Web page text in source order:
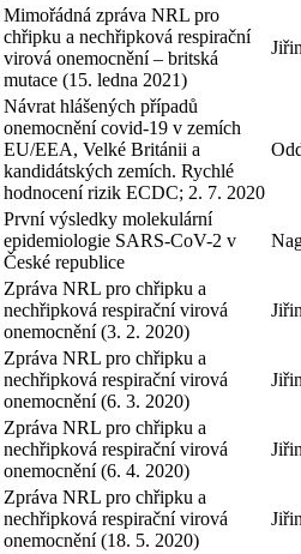
Mimořádná zpráva NRL pro
chřipku a nechřipková respirační
virová onemocnění – britská
mutace (15. ledna 2021)
Návrat hlášených případů
onemocnění covid-19 v zemích
EU/EEA, Velké Británii a
kandidátských zemích. Rychlé
hodnocení rizik ECDC; 2. 7. 2020
První výsledky molekulární
epidemiologie SARS-CoV-2 v
České republice
Zpráva NRL pro chřipku a
nechřipková respirační virová
onemocnění (3. 2. 2020)
Zpráva NRL pro chřipku a
nechřipková respirační virová
onemocnění (6. 3. 2020)
Zpráva NRL pro chřipku a
nechřipková respirační virová
onemocnění (6. 4. 2020)
Zpráva NRL pro chřipku a
nechřipková respirační virová
onemocnění (18. 5. 2020)